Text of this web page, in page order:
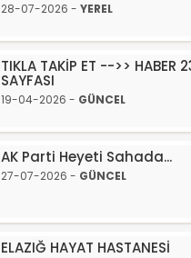
28-07-2026 - YEREL
TIKLA TAKİP ET -->> HABER
SAYFASI
19-04-2026 - GÜNCEL
AK Parti Heyeti Sahada...
27-07-2026 - GÜNCEL
ELAZIĞ HAYAT HASTANESİ